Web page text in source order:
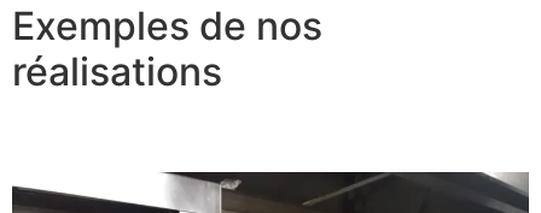
Exemples de nos
réalisations